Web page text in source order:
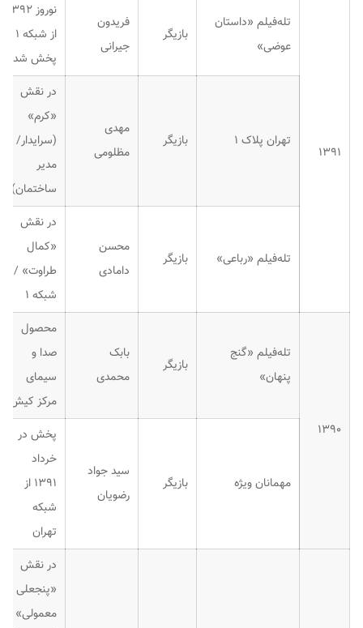
۱۳۹۱
تله‌فیلم «داستان
عوضی»
بازیگر
فریدون
جیرانی
نوروز ۱۳۹۲
از شبکه ۱
پخش شد.
تهران پلاک ۱ بازیگر
مهدی
مظلومی
در نقش
«کرم»
(سرایدار/
مدیر
ساختمان)
تله‌فیلم «رباعی» بازیگر
محسن
دامادی
در نقش
«کمال
طراوت» /
شبکه ۱
۱۳۹۰
تله‌فیلم «گنج
پنهان»
بازیگر
بابک
محمدی
محصول
صدا و
سیمای
مرکز کیش
مهمانان ویژه بازیگر
سید جواد
رضویان
پخش در
خرداد
۱۳۹۱ از
شبکه
تهران
در نقش
«پنجعلی
معمولی»